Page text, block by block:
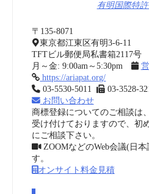
有明国際特
〒135-8071
東京都江東区有明3-6-11
TFTビル郵便局私書箱2117号
月～金: 9:00am～5:30pm
https://ariapat.org/
03-5530-5011
03-3528-
お問い合わせ
商標登録についてのご相談は
受け付けておりますので、初
にご相談下さい。
ZOOMなどのWeb会議(日
す。
オンサイト料金見積